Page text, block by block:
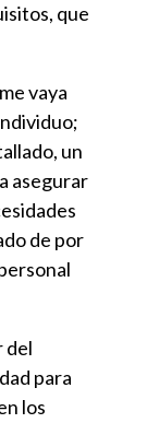
que
vaya
un
asegurar
de por
del
para
los